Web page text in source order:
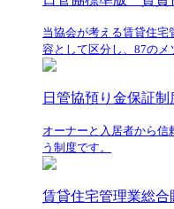
当協会が考える賃貸住宅
容として区分し、87のメ
日管協預り金保証制
オーナーと入居者から
う制度です。
賃貸住宅管理業総